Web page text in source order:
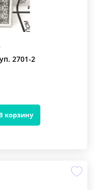
2701-2
корзину